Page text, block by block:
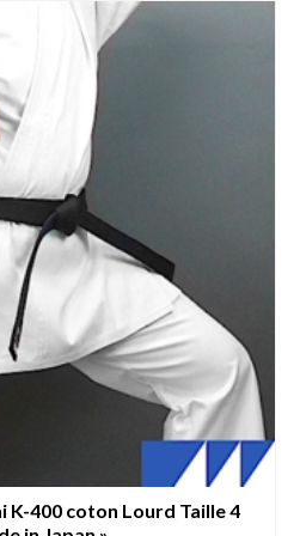
400 coton Lourd Taille 4